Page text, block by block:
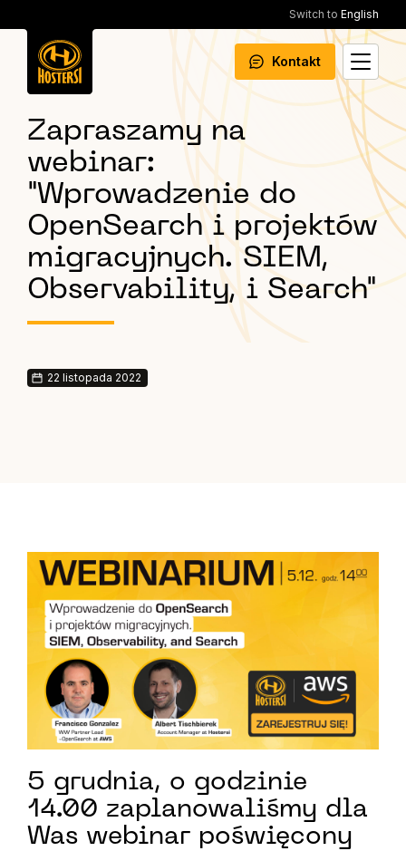
Switch to English
Kontakt
Zapraszamy na
webinar:
"Wprowadzenie do
OpenSearch i projektów
migracyjnych. SIEM,
Observability, i Search"
22 listopada 2022
5 grudnia, o godzinie
14.00 zaplanowaliśmy dla
Was webinar poświęcony